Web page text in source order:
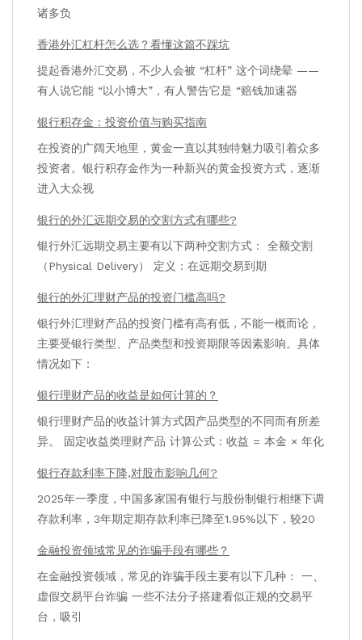
诸多负
香港外汇杠杆怎么选？看懂这篇不踩坑
提起香港外汇交易，不少人会被 “杠杆” 这个词绕晕 ——
有人说它能 “以小博大”，有人警告它是 “赔钱加速器
银行积存金：投资价值与购买指南
在投资的广阔天地里，黄金一直以其独特魅力吸引着众多
投资者。银行积存金作为一种新兴的黄金投资方式，逐渐
进入大众视
银行的外汇远期交易的交割方式有哪些?
银行外汇远期交易主要有以下两种交割方式： 全额交割
（Physical Delivery） 定义：在远期交易到期
银行的外汇理财产品的投资门槛高吗?
银行外汇理财产品的投资门槛有高有低，不能一概而论，
主要受银行类型、产品类型和投资期限等因素影响。具体
情况如下：
银行理财产品的收益是如何计算的？
银行理财产品的收益计算方式因产品类型的不同而有所差
异。 固定收益类理财产品 计算公式：收益 = 本金 × 年化
银行存款利率下降,对股市影响几何?
2025年一季度，中国多家国有银行与股份制银行相继下调
存款利率，3年期定期存款利率已降至1.95%以下，较20
金融投资领域常见的诈骗手段有哪些？
在金融投资领域，常见的诈骗手段主要有以下几种： 一、
虚假交易平台诈骗 一些不法分子搭建看似正规的交易平
台，吸引